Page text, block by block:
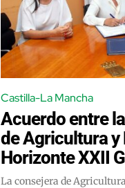
Castilla-La Mancha
Acuerdo entre
de Agricultura y
Horizonte XXII
La consejera de